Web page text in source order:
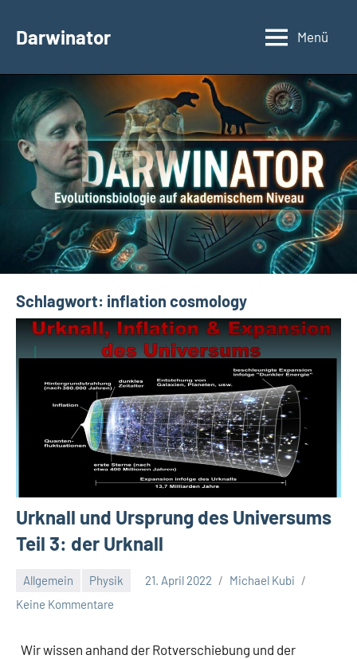
InhaltDarwinator
Evolutionsbiologie
Menü
Schlagwort: inflation cosmology
Urknall und Ursprung des Universums
Teil 3: der Urknall
Allgemein Physik 21. April 2022
Michael Kubi
Keine Kommentare
Wir wissen anhand der Rotverschiebung und der